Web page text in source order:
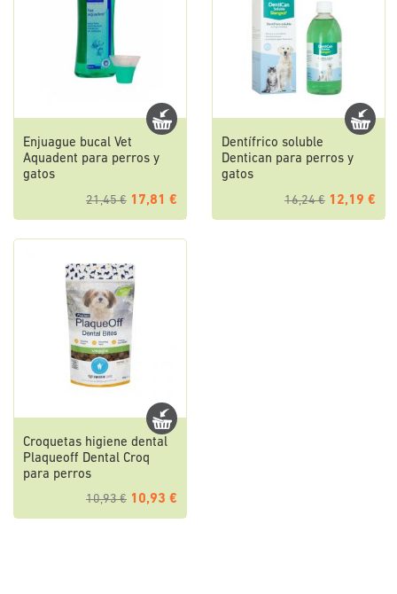
Enjuague bucal Vet
Aquadent para perros y
gatos
21,45 € 17,81 €
Dentífrico soluble
Dentican para perros y
gatos
16,24 € 12,19 €
Croquetas higiene dental
Plaqueoff Dental Croq
para perros
10,93 € 10,93 €